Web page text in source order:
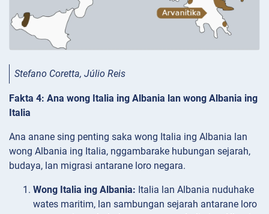
Stefano Coretta, Júlio Reis
Fakta 4: Ana wong Italia ing Albania lan wong Albania ing
Italia
Ana anane sing penting saka wong Italia ing Albania lan
wong Albania ing Italia, nggambarake hubungan sejarah,
budaya, lan migrasi antarane loro negara.
Wong Italia ing Albania: Italia lan Albania nuduhake
wates maritim, lan sambungan sejarah antarane loro